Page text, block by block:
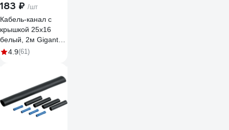
183 ₽ /шт
Кабель-канал с
крышкой 25х16
белый, 2м Gigant
79003-2GI
4.9(61)